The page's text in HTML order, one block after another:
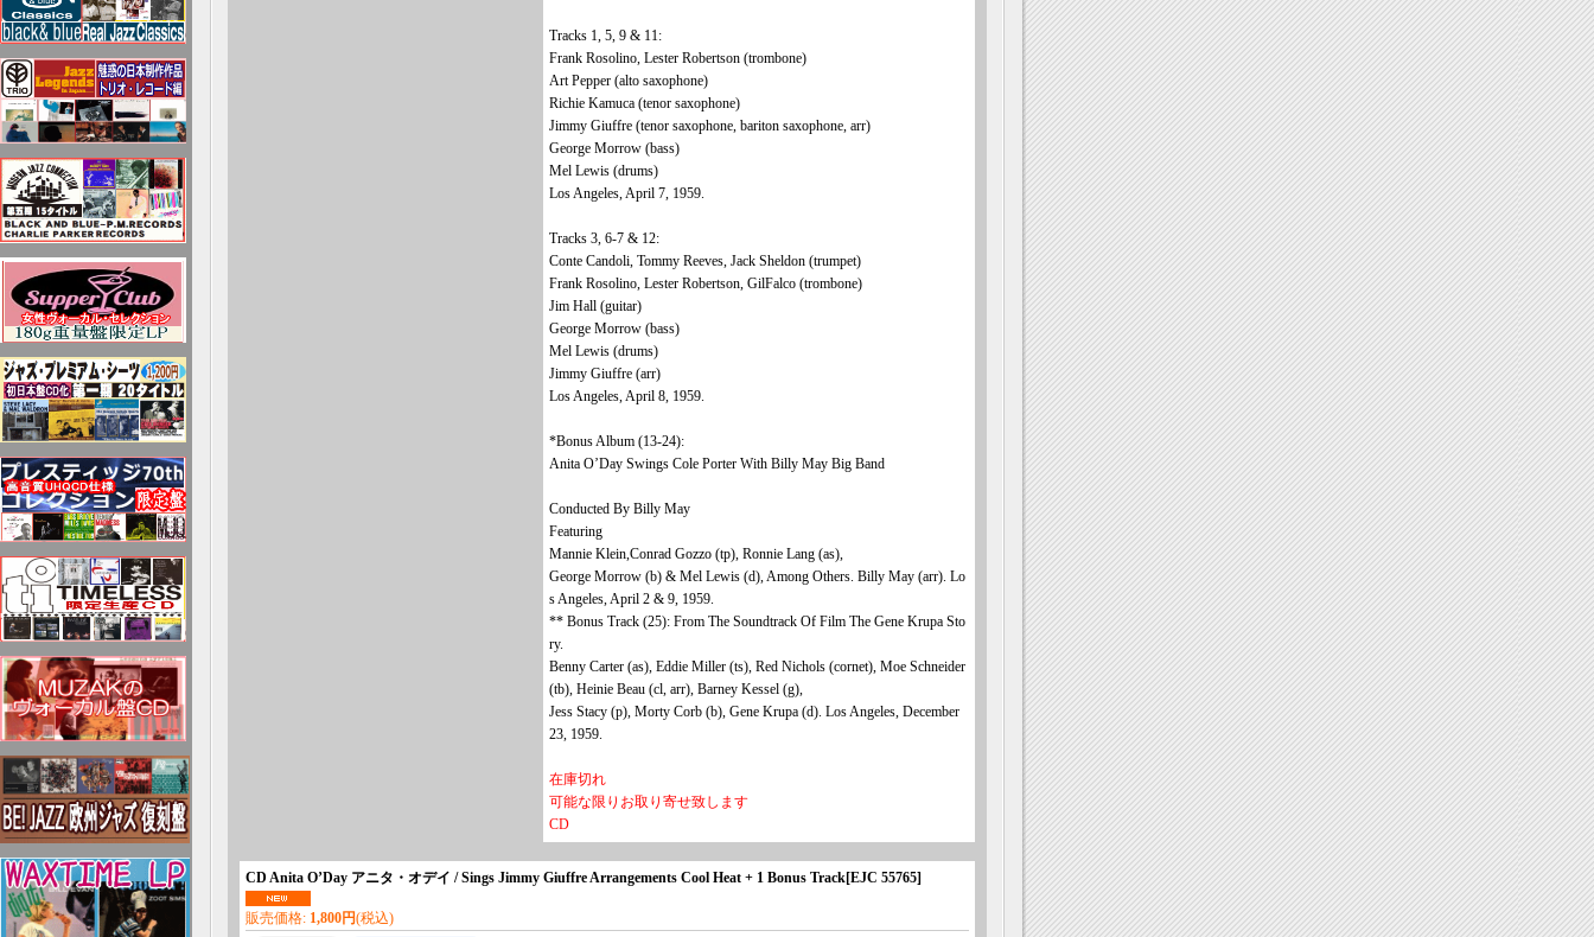
Tracks 1, 5, 9 & 11:
Frank Rosolino, Lester Robertson (trombone)
Art Pepper (alto saxophone)
Richie Kamuca (tenor saxophone)
Jimmy Giuffre (tenor saxophone, bariton saxophone, arr)
George Morrow (bass)
Mel Lewis (drums)
Los Angeles, April 7, 1959.
Tracks 3, 6-7 & 12:
Conte Candoli, Tommy Reeves, Jack Sheldon (trumpet)
Frank Rosolino, Lester Robertson, GilFalco (trombone)
Jim Hall (guitar)
George Morrow (bass)
Mel Lewis (drums)
Jimmy Giuffre (arr)
Los Angeles, April 8, 1959.
*Bonus Album (13-24):
Anita O’Day Swings Cole Porter With Billy May Big Band
Conducted By Billy May
Featuring
Mannie Klein,Conrad Gozzo (tp), Ronnie Lang (as),
George Morrow (b) & Mel Lewis (d), Among Others. Billy May (arr). Lo
s Angeles, April 2 & 9, 1959.
** Bonus Track (25): From The Soundtrack Of Film The Gene Krupa Sto
ry.
Benny Carter (as), Eddie Miller (ts), Red Nichols (cornet), Moe Schneider
(tb), Heinie Beau (cl, arr), Barney Kessel (g),
Jess Stacy (p), Morty Corb (b), Gene Krupa (d). Los Angeles, December
23, 1959.
在庫切れ
可能な限りお取り寄せ致します
CD
CD Anita O’Day アニタ・オデイ / Sings Jimmy Giuffre Arrangements Cool Heat + 1 Bonus Track[EJC 55765]
販売価格: 1,800円(税込)